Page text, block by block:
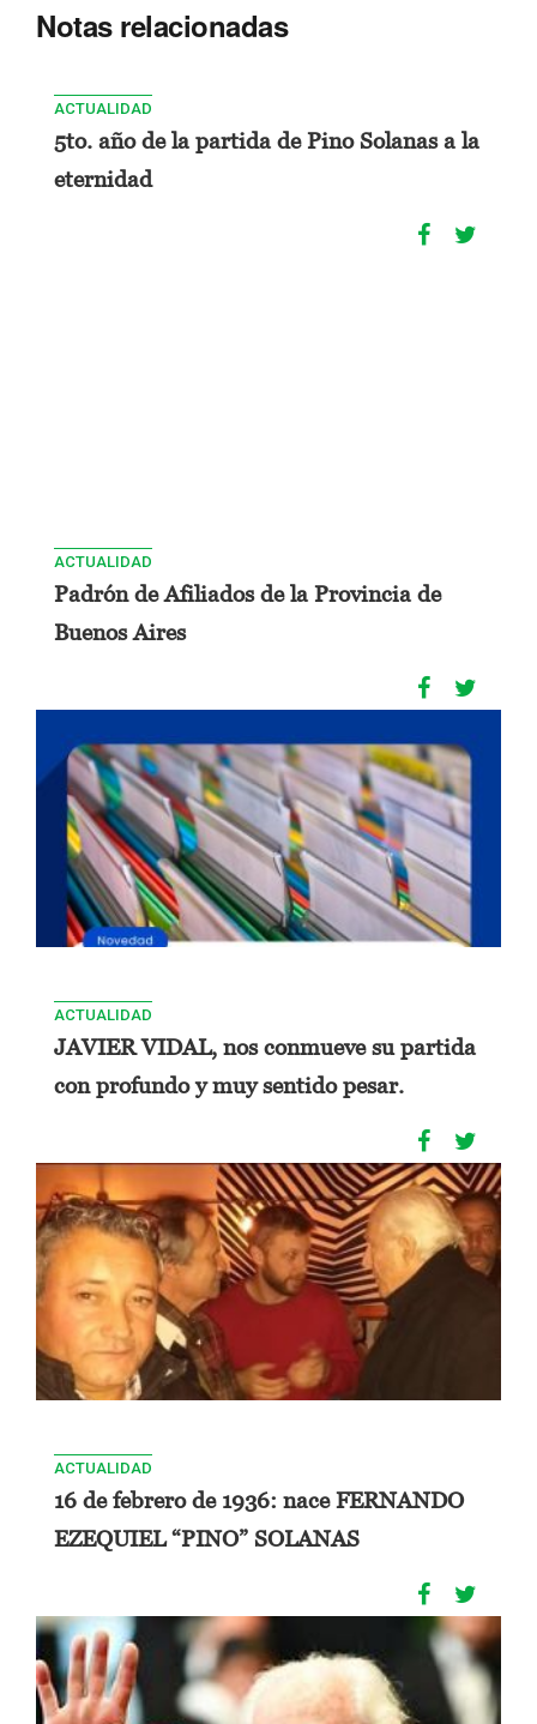
Notas relacionadas
ACTUALIDAD
5to. año de la partida de Pino Solanas a la
eternidad
ACTUALIDAD
Padrón de Afiliados de la Provincia de
Buenos Aires
ACTUALIDAD
JAVIER VIDAL, nos conmueve su partida
con profundo y muy sentido pesar.
ACTUALIDAD
16 de febrero de 1936: nace FERNANDO
EZEQUIEL “PINO” SOLANAS